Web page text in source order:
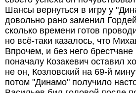
Шансы вернуться в игру у
довольно рано заменил
сколько времени готов
но всё-таки казалось, что
Впрочем, и без него
поначалу Козакевич оставил
не он, Козловский на 69-й
потом "Динамо" получило